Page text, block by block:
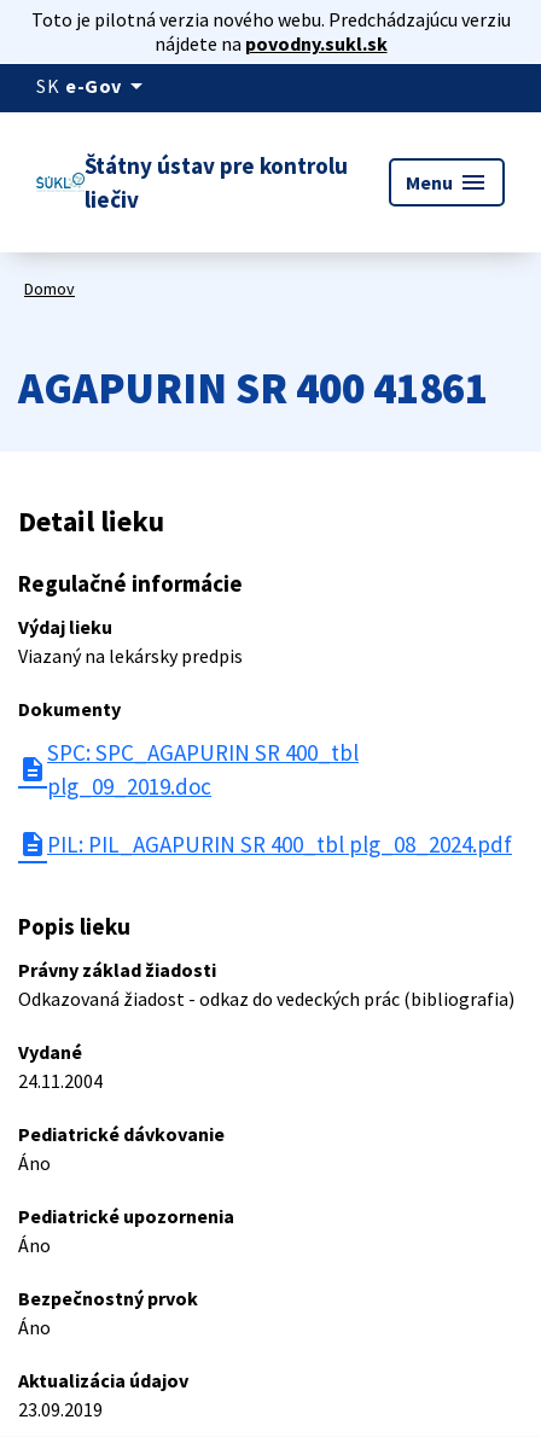
Toto je pilotná verzia nového webu. Predchádzajúcu verziu
nájdete na povodny.sukl.sk
SK e-Gov arrow_drop_down
Štátny ústav pre kontrolu
liečiv
Menu menu
Domov
AGAPURIN SR 400 41861
Detail lieku
Regulačné informácie
Výdaj lieku
Viazaný na lekársky predpis
Dokumenty
description
SPC: SPC_AGAPURIN SR 400_tbl
plg_09_2019.doc
description PIL: PIL_AGAPURIN SR 400_tbl plg_08_2024.pdf
Popis lieku
Právny základ žiadosti
Odkazovaná žiadost - odkaz do vedeckých prác (bibliografia)
Vydané
24.11.2004
Pediatrické dávkovanie
Áno
Pediatrické upozornenia
Áno
Bezpečnostný prvok
Áno
Aktualizácia údajov
23.09.2019